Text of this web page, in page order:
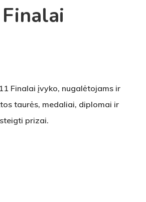
Finalai
Finalai įvyko, nugalėtojams ir
taurės, medaliai, diplomai ir
prizai.